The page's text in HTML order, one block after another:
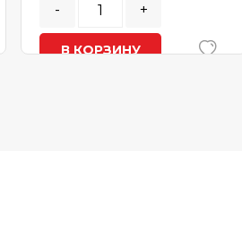
- +
В КОРЗИНУ